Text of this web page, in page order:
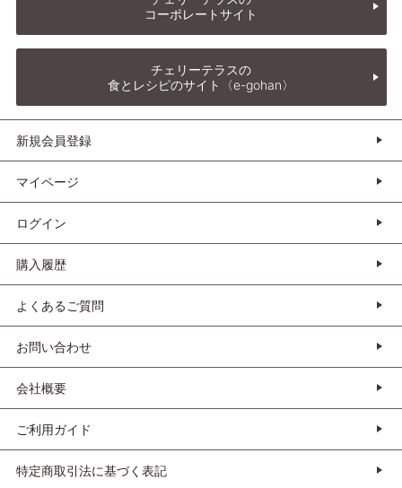
コーポレートサイト
チェリーテラスの
食とレシピのサイト〈e-gohan〉
新規会員登録
マイページ
ログイン
購入履歴
よくあるご質問
お問い合わせ
会社概要
ご利用ガイド
特定商取引法に基づく表記